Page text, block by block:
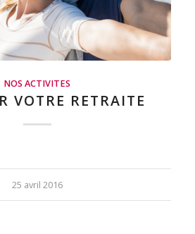
NOS ACTIVITES
VOTRE RETRAITE
25 avril 2016